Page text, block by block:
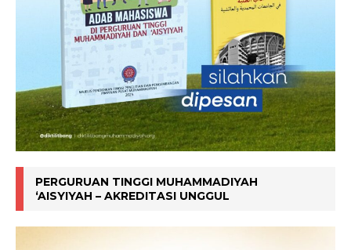
PERGURUAN TINGGI MUHAMMADIYAH
‘AISYIYAH – AKREDITASI UNGGUL